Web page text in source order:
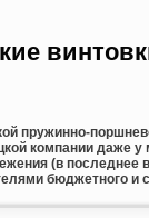
пружинно-
компании даже
(в
бюджетного и